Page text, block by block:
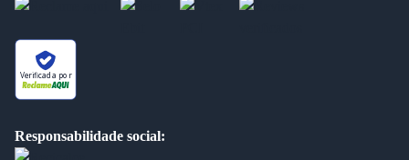
Verificada por
Responsabilidade social: